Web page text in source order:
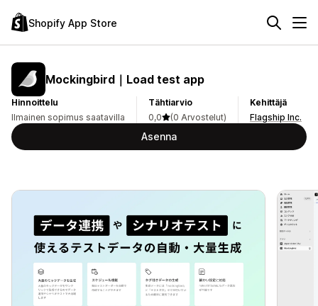
Shopify App Store
Mockingbird｜Load test app
Hinnoittelu
Ilmainen sopimus saatavilla
Tähtiarvio
0,0
(0 Arvostelut)
Kehittäjä
Flagship Inc.
Asenna